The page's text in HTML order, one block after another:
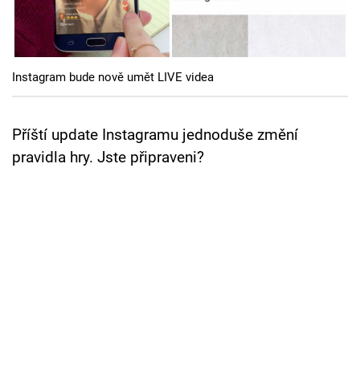
Cool Esport
Pořady
TV Program
Sledujte prima+
Instagram bude nově umět LIVE videa
Příští update Instagramu jednoduše změní
pravidla hry. Jste připraveni?